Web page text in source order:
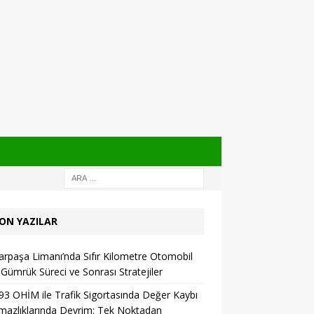
YAZILAR
Limanı’nda Sıfır Kilometre Otomobil
Gümrük Süreci ve Sonrası Stratejiler
OHİM ile Trafik Sigortasında Değer Kaybı
Devrim: Tek Noktadan